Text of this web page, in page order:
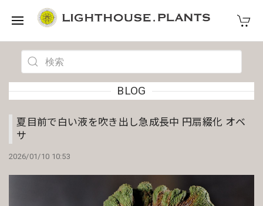
BLOG
夏目前で白い液を吹き出し急成長中 円扇綴化 オベ
サ
2026/01/10 10:53